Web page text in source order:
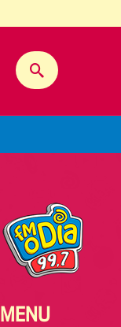
MENU